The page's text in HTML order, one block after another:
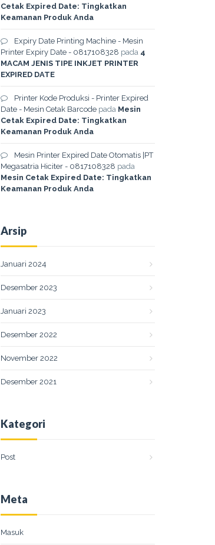
Cetak Expired Date: Tingkatkan
Keamanan Produk Anda
Expiry Date Printing Machine - Mesin
Printer Expiry Date - 0817108328 pada 4
MACAM JENIS TIPE INKJET PRINTER
EXPIRED DATE
Printer Kode Produksi - Printer Expired
Date - Mesin Cetak Barcodepada Mesin
Cetak Expired Date: Tingkatkan
Keamanan Produk Anda
Mesin Printer Expired Date Otomatis |PT
Megasatria Hiciter - 0817108328 pada
Mesin Cetak Expired Date: Tingkatkan
Keamanan Produk Anda
Arsip
Januari 2024
Desember 2023
Januari 2023
Desember 2022
November 2022
Desember 2021
Kategori
Post
Meta
Masuk